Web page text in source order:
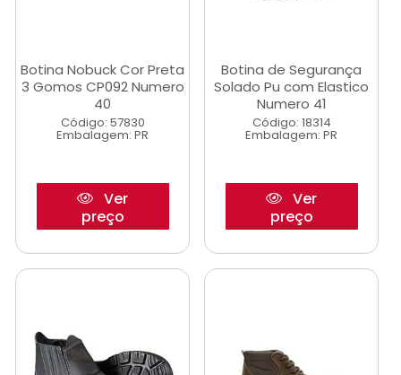
Botina Nobuck Cor Preta
3 Gomos CP092 Numero
40
Código: 57830
Embalagem: PR
Ver
preço
Botina de Segurança
Solado Pu com Elastico
Numero 41
Código: 18314
Embalagem: PR
Ver
preço